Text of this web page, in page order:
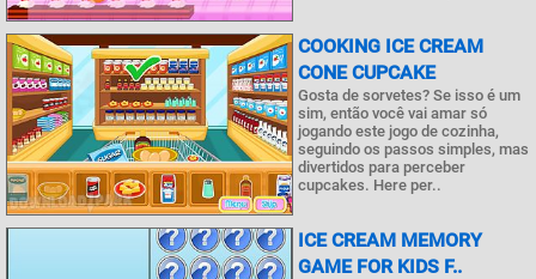
COOKING ICE CREAM
CONE CUPCAKE
Gosta de sorvetes? Se isso é um
sim, então você vai amar só
jogando este jogo de cozinha,
seguindo os passos simples, mas
divertidos para perceber
cupcakes. Here per..
ICE CREAM MEMORY
GAME FOR KIDS F..